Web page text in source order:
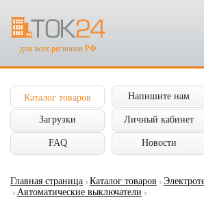
для всех регионов РФ
Каталог товаров Напишите нам
Загрузки Личный кабинет
FAQ Новости
Главная страница Каталог товаров
Автоматические выключатели